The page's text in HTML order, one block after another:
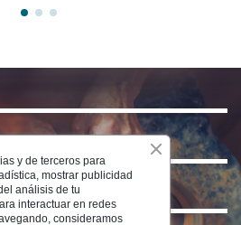
y de terceros para
mostrar publicidad
análisis de tu
interactuar en redes
consideramos